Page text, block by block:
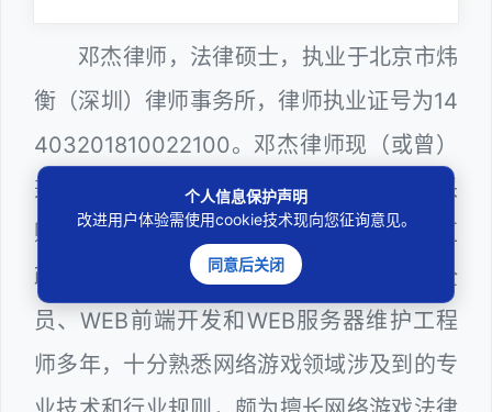
邓杰律师，法律硕士，执业于北京市炜
衡（深圳）律师事务所，律师执业证号为14
403201810022100。邓杰律师现（或曾）
兼任深圳市人民政府听证员、深圳市政府采
购评审专家（法律类），曾担任深圳市某区
政府系统公职律师、计算机信息网络安全
员、WEB前端开发和WEB服务器维护工程
师多年，十分熟悉网络游戏领域涉及到的专
个人信息保护声明
改进用户体验需使用cookie技术现向您征询意见。
同意后关闭